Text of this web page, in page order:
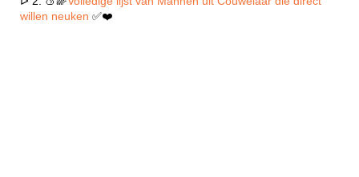
willen neuken ✅❤️